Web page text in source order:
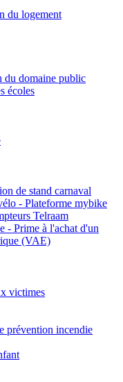
du logement
du domaine public
écoles
de stand carnaval
- Plateforme mybike
Telraam
- Prime à l'achat d'un
(VAE)
victimes
prévention incendie